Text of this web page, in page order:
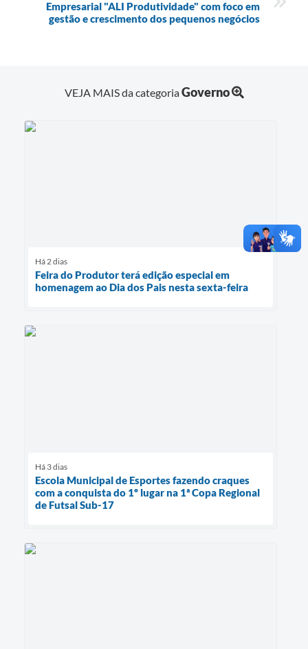
Empresarial "ALI Produtividade" com foco em
gestão e crescimento dos pequenos negócios
VEJA MAIS da categoriaGoverno
Há 2 dias
Feira do Produtor terá edição especial em
homenagem ao Dia dos Pais nesta sexta-feira
Há 3 dias
Escola Municipal de Esportes fazendo craques
com a conquista do 1º lugar na 1ª Copa Regional
de Futsal Sub-17